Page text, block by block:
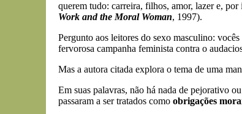
querem tudo: carreira, filhos, amor, lazer e,
Work and the Moral Woman, 1997).
Pergunto aos leitores do sexo masculino:
fervorosa campanha feminista contra o
Mas a autora citada explora o tema de uma
Em suas palavras, não há nada de pejorativo
passaram a ser tratados como obrigações